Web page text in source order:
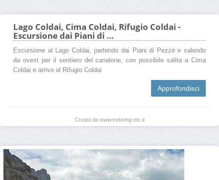
Lago Coldai, Cima Coldai, Rifugio Coldai -
Escursione dai Piani di ...
Escursione al Lago Coldai, partendo dai Piani di Pezzè e salendo
da ovest per il sentiero del canalone, con possibile salita a Cima
Coldai e arrivo al Rifugio Coldai
Approfondisci
Creato da www.trekking-etc.it